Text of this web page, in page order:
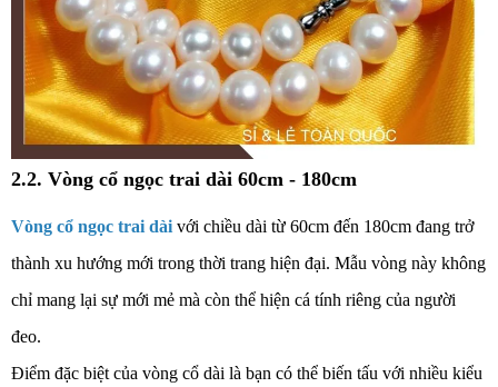
2.2. Vòng cổ ngọc trai dài 60cm - 180cm
Vòng cổ ngọc trai dài với chiều dài từ 60cm đến 180cm đang trở
thành xu hướng mới trong thời trang hiện đại. Mẫu vòng này không
chỉ mang lại sự mới mẻ mà còn thể hiện cá tính riêng của người
đeo.
Điểm đặc biệt của vòng cổ dài là bạn có thể biến tấu với nhiều kiểu